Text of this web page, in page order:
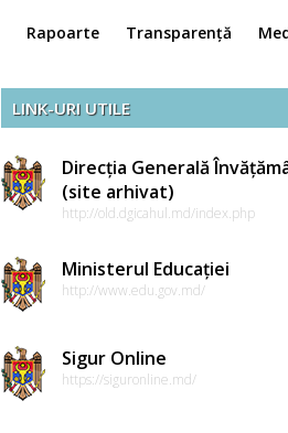
Rapoarte Transparență
LINK-URI UTILE
Direcția Generală
(site arhivat)
http://old.dgicahul.md/index.php
Ministerul Educației
http://www.edu.gov.md/
Sigur Online
https://siguronline.md/